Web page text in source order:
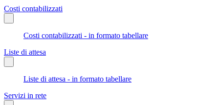
Costi contabilizzati
Costi contabilizzati - in formato tabellare
Liste di attesa
Liste di attesa - in formato tabellare
Servizi in rete